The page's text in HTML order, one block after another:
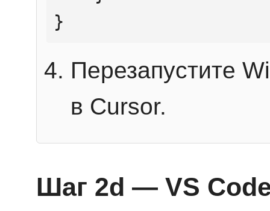
}
Перезапустите
в Cursor.
Шаг 2d — VS